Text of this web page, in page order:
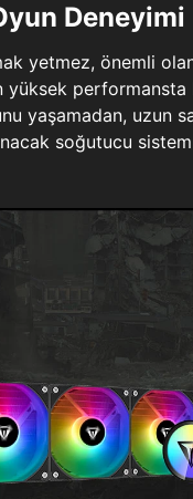
Deneyimi
yetmez, önemli
yüksek performansta
yaşamadan, uzun
soğutucu